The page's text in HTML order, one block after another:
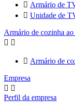
 Armário de
 Unidade de
Armário de cozinha
 
 Armário de
Empresa
 
Perfil da empresa